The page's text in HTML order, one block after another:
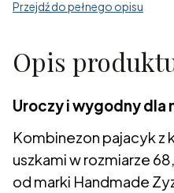
Przejdź do pełnego opisu
Opis
Uroczy i wygodny dla
Kombinezon pajacyk z
uszkami w rozmiarze
od marki Handmade